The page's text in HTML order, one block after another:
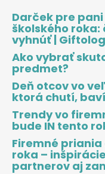
Darček pre
školského roka:
vyhnúť |
Ako vybrať
predmet?
Deň otcov vo
ktorá chutí,
Trendy vo
bude IN tento
Firemné
roka –
partnerov aj